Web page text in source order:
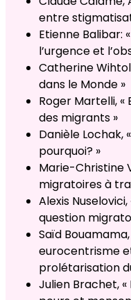
entre
Etienne Balibar:
l’urgence et
Catherine
dans le Monde »
Roger Martelli, «
des migrants »
Danièle Lochak,
pourquoi? »
Marie-Christine
migratoires à
Alexis
question
Saïd
eurocentrisme
prolétarisation
Julien Brachet,